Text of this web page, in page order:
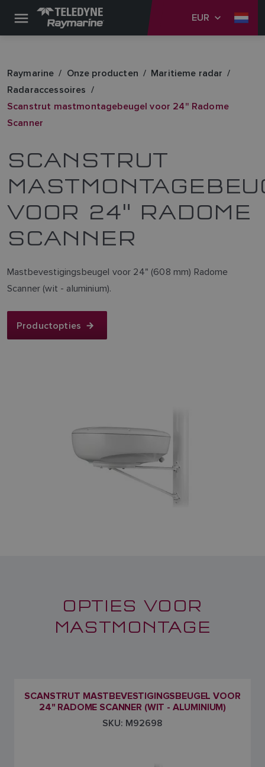
EUR
Raymarine Onze producten
Maritieme radar
Radaraccessoires
Scanstrut mastmontagebeugel voor 24" Radome
Scanner
SCANSTRUT
VOOR 24" RADOME
SCANNER
Mastbevestigingsbeugel voor 24" (608 mm) Radome
Scanner (wit - aluminium).
Productopties
OPTIES VOOR
MASTMONTAGE
SCANSTRUT MASTBEVESTIGINGSBEUGEL VOOR
24" RADOME SCANNER (WIT - ALUMINIUM)
SKU: M92698